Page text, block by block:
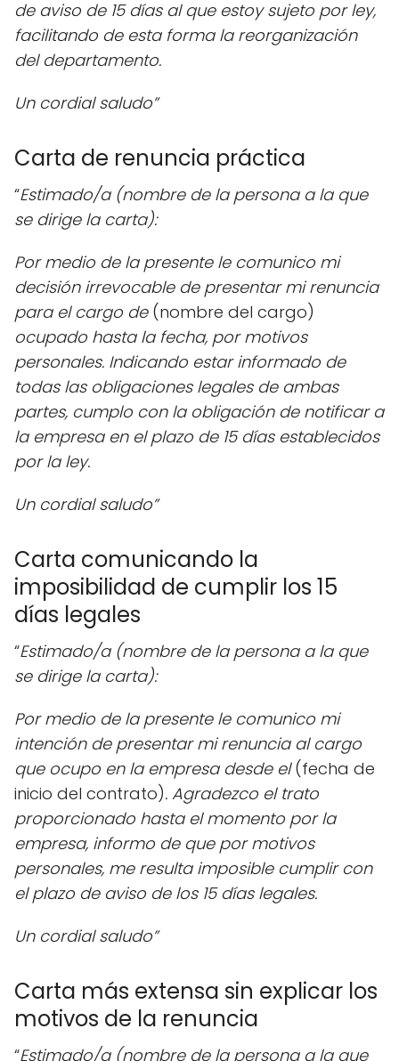
de aviso de 15 días al que estoy sujeto por ley,
facilitando de esta forma la reorganización
del departamento.
Un cordial saludo”
Carta de renuncia práctica
“Estimado/a (nombre de la persona a la que
se dirige la carta):
Por medio de la presente le comunico mi
decisión irrevocable de presentar mi renuncia
para el cargo de (nombre del cargo)
ocupado hasta la fecha, por motivos
personales. Indicando estar informado de
todas las obligaciones legales de ambas
partes, cumplo con la obligación de notificar a
la empresa en el plazo de 15 días establecidos
por la ley.
Un cordial saludo”
Carta comunicando la
imposibilidad de cumplir los 15
días legales
“Estimado/a (nombre de la persona a la que
se dirige la carta):
Por medio de la presente le comunico mi
intención de presentar mi renuncia al cargo
que ocupo en la empresa desde el(fecha de
inicio del contrato). Agradezco el trato
proporcionado hasta el momento por la
empresa, informo de que por motivos
personales, me resulta imposible cumplir con
el plazo de aviso de los 15 días legales.
Un cordial saludo”
Carta más extensa sin explicar los
motivos de la renuncia
“Estimado/a (nombre de la persona a la que